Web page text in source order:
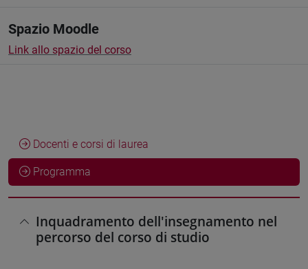
Spazio Moodle
Link allo spazio del corso
Docenti e corsi di laurea
Programma
Inquadramento dell'insegnamento nel
percorso del corso di studio